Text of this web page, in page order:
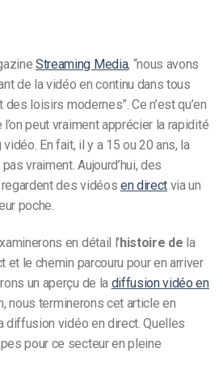
Streaming Media, “nous avons
de la vidéo en continu dans tous
loisirs modernes”. Ce n’est qu’en
peut vraiment apprécier la rapidité
En fait, il y a 15 ou 20 ans, la
vraiment. Aujourd’hui, des
des vidéos en direct via un
poche.
en détail l’ histoire de la
le chemin parcouru pour en arriver
un aperçu de la diffusion vidéo en
nous terminerons cet article en
diffusion vidéo en direct. Quelles
pour ce secteur en pleine